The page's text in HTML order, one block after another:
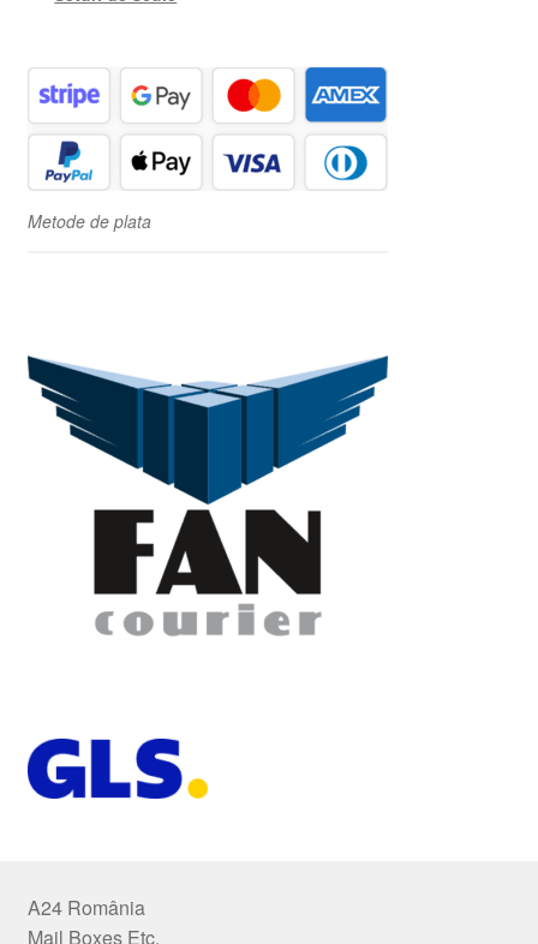
Metode de plata
A24 România
Mail Boxes Etc.